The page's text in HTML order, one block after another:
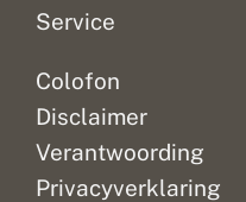
Service
Colofon
Disclaimer
Verantwoording
Privacyverklaring